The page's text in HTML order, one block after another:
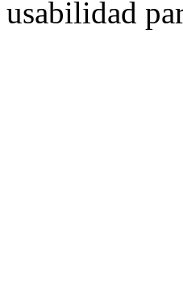
usabilidad